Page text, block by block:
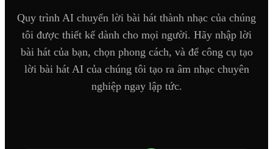
Quy trình AI chuyển lời bài hát thành nhạc của chúng
tôi được thiết kế dành cho mọi người. Hãy nhập lời
bài hát của bạn, chọn phong cách, và để công cụ tạo
lời bài hát AI của chúng tôi tạo ra âm nhạc chuyên
nghiệp ngay lập tức.